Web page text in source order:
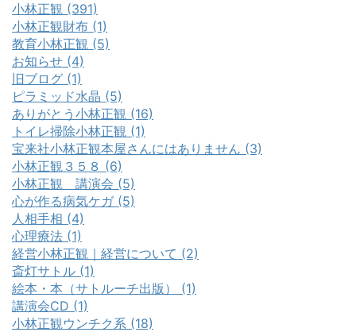
小林正観 (391)
小林正観財布 (1)
教育小林正観 (5)
お知らせ (4)
旧ブログ (1)
ピラミッド水晶 (5)
ありがとう小林正観 (16)
トイレ掃除小林正観 (1)
宝来社小林正観本屋さんにはありません (3)
小林正観３５８ (6)
小林正観 講演会 (5)
心が作る病気ケガ (5)
人相手相 (4)
心理療法 (1)
経営小林正観｜経営について (2)
斎灯サトル (1)
絵本・本（サトルーチ出版） (1)
講演会CD (1)
小林正観ウンチク系 (18)